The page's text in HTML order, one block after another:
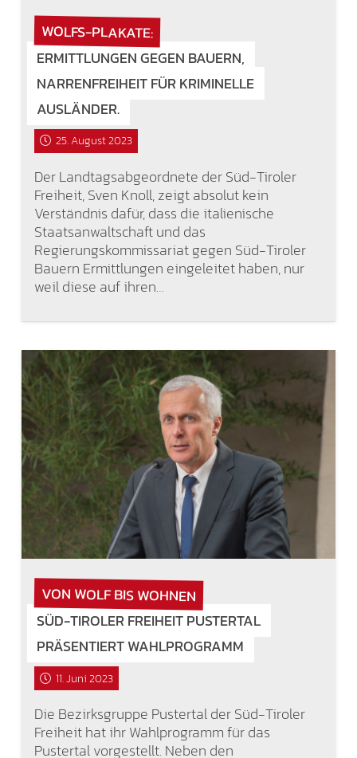
WOLFS-PLAKATE:
ERMITTLUNGEN GEGEN BAUERN,
NARRENFREIHEIT FÜR KRIMINELLE
AUSLÄNDER.
25. August 2023
Der Landtagsabgeordnete der Süd-Tiroler
Freiheit, Sven Knoll, zeigt absolut kein
Verständnis dafür, dass die italienische
Staatsanwaltschaft und das
Regierungskommissariat gegen Süd-Tiroler
Bauern Ermittlungen eingeleitet haben, nur
weil diese auf ihren…
VON WOLF BIS WOHNEN
SÜD-TIROLER FREIHEIT PUSTERTAL
PRÄSENTIERT WAHLPROGRAMM
11. Juni 2023
Die Bezirksgruppe Pustertal der Süd-Tiroler
Freiheit hat ihr Wahlprogramm für das
Pustertal vorgestellt. Neben den